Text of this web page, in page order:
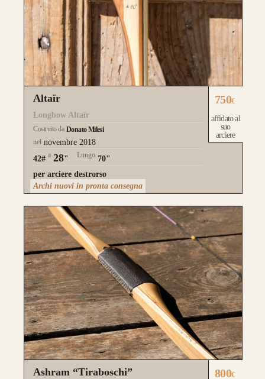
Altaïr
Longbow Altaïr
Costruito da Donato Milesi
nel novembre 2018
42# a 28" Lungo 70"
per arciere destrorso
750€
affidato al
suo
arciere
Archi nuovi in pronta consegna
Ashram “Tiraboschi” 800€